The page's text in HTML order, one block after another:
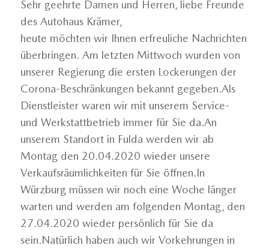
Sehr geehrte Damen und Herren, liebe Freunde
des Autohaus Krämer,
heute möchten wir Ihnen erfreuliche Nachrichten
überbringen. Am letzten Mittwoch wurden von
unserer Regierung die ersten Lockerungen der
Corona-Beschränkungen bekannt gegeben.Als
Dienstleister waren wir mit unserem Service-
und Werkstattbetrieb immer für Sie da.An
unserem Standort in Fulda werden wir ab
Montag den 20.04.2020 wieder unsere
Verkaufsräumlichkeiten für Sie öffnen.In
Würzburg müssen wir noch eine Woche länger
warten und werden am folgenden Montag, den
27.04.2020 wieder persönlich für Sie da
sein.Natürlich haben auch wir Vorkehrungen in